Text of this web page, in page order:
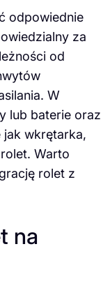
odpowiednie
za
od
W
lub baterie oraz
wkrętarka,
Warto
rolet z
na